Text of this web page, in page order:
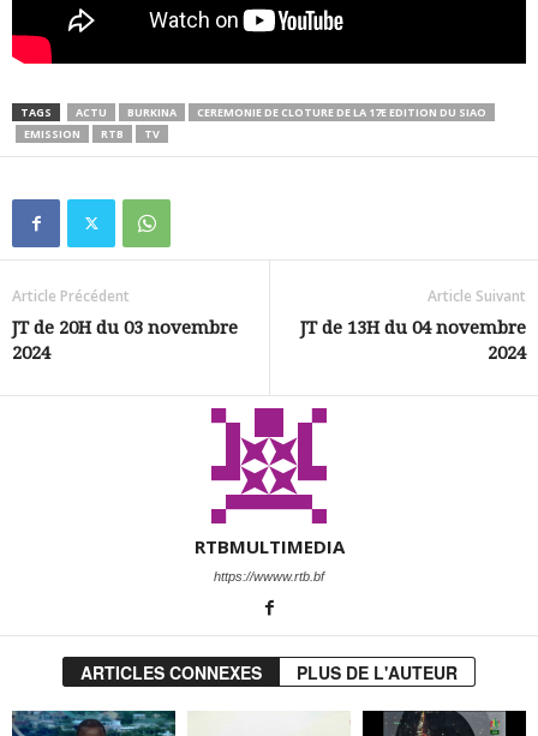
TAGS ACTU BURKINA
CEREMONIE DE CLOTURE DE LA 17E EDITION DU SIAO
EMISSION
RTB TV
Article Précédent
JT de 20H du 03 novembre
2024
Article Suivant
JT de 13H du 04 novembre
2024
RTBMULTIMEDIA
https://wwww.rtb.bf
ARTICLES CONNEXES PLUS DE L'AUTEUR